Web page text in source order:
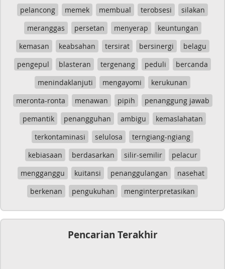
pelancong
memek membual terobsesi
silakan
meranggas
persetan menyerap
keuntungan
kemasan
keabsahan tersirat bersinergi
belagu
pengepul
blasteran tergenang peduli
bercanda
menindaklanjuti
mengayomi
kerukunan
meronta-ronta
menawan pipih
penanggung jawab
pemantik
penangguhan ambigu
kemaslahatan
terkontaminasi
selulosa
terngiang-ngiang
kebiasaan
berdasarkan silir-semilir
pelacur
mengganggu
kuitansi penanggulangan
nasehat
berkenan
pengukuhan menginterpretasikan
Pencarian Terakhir